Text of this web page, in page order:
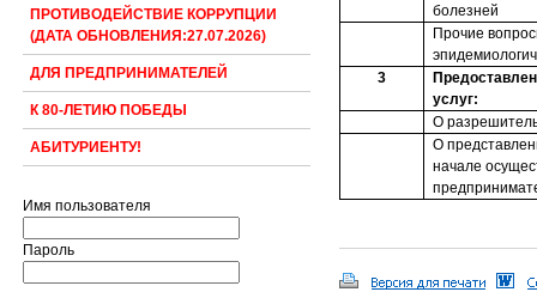
ПРОТИВОДЕЙСТВИЕ КОРРУПЦИИ
(ДАТА ОБНОВЛЕНИЯ:27.07.2026)
ДЛЯ ПРЕДПРИНИМАТЕЛЕЙ
К 80-ЛЕТИЮ ПОБЕДЫ
АБИТУРИЕНТУ!
Имя пользователя
Пароль
болезней
Прочие
3
услуг:
О
О
начале